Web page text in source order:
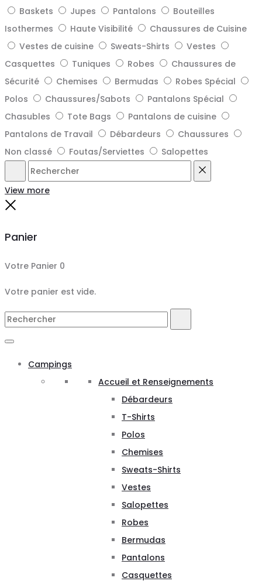
Baskets
Jupes Pantalons
Bouteilles
Isothermes
Haute Visibilité
Chaussures de Cuisine
Vestes de cuisine
Sweats-Shirts
Vestes
Casquettes
Tuniques Robes
Chaussures de
Sécurité
Chemises Bermudas
Robes Spécial
Polos
Chaussures/Sabots
Pantalons Spécial
Chasubles
Tote Bags
Pantalons de cuisine
Pantalons de Travail
Débardeurs
Chaussures
Non classé
Foutas/Serviettes Salopettes
Rechercher
View more
Panier
Votre Panier 0
Votre panier est vide.
Search
Campings
Accueil et Renseignements
Débardeurs
T-Shirts
Polos
Chemises
Sweats-Shirts
Vestes
Salopettes
Robes
Bermudas
Pantalons
Casquettes